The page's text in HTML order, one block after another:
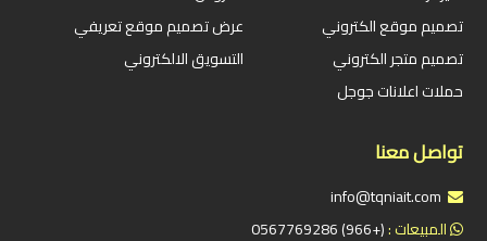
تصميم موقع الكتروني
تصميم متجر الكتروني
حملات اعلانات جوجل
عرض تصميم موقع تعريفي
التسويق الالكتروني
تواصل معنا
المبيعات :(+966) 0567769286